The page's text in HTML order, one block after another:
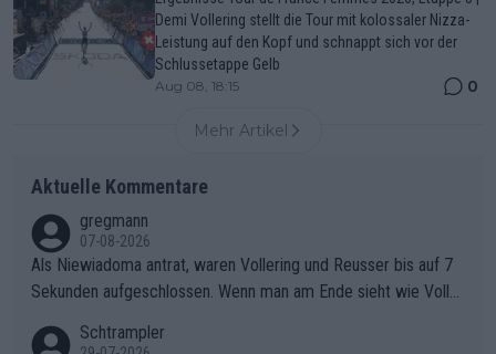
Demi Vollering stellt die Tour mit kolossaler Nizza-
Leistung auf den Kopf und schnappt sich vor der
Schlussetappe Gelb
Aug 08, 18:15 0
Mehr Artikel
Aktuelle Kommentare
gregmann
07-08-2026
Als Niewiadoma antrat, waren Vollering und Reusser bis auf 7
Sekunden aufgeschlossen. Wenn man am Ende sieht wie Voller
ering die 7 Sekunden zu Niewiadoma nicht geschlossen hat un
Schtrampler